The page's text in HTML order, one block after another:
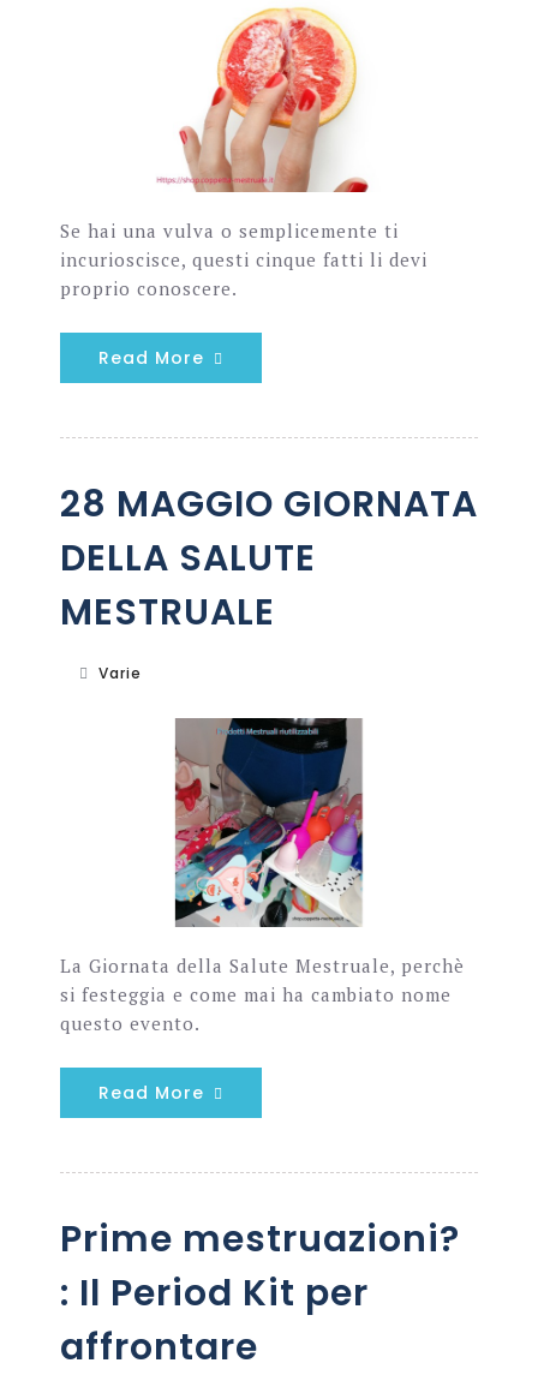
Se hai una vulva o semplicemente ti
incurioscisce, questi cinque fatti li devi
proprio conoscere.
Read More
28 MAGGIO GIORNATA
DELLA SALUTE
MESTRUALE
Varie
La Giornata della Salute Mestruale, perchè
si festeggia e come mai ha cambiato nome
questo evento.
Read More
Prime mestruazioni?
: Il Period Kit per
affrontare